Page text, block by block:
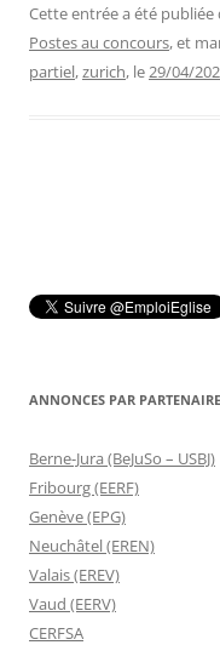
Cette entrée a été publiée
Postes au concours, et
partiel,zurich, le29/04/
ANNONCES PAR PARTENAIRE
Berne-Jura (BeJuSo – USBJ)
Fribourg (EERF)
Genève (EPG)
Neuchâtel (EREN)
Valais (EREV)
Vaud (EERV)
CERFSA